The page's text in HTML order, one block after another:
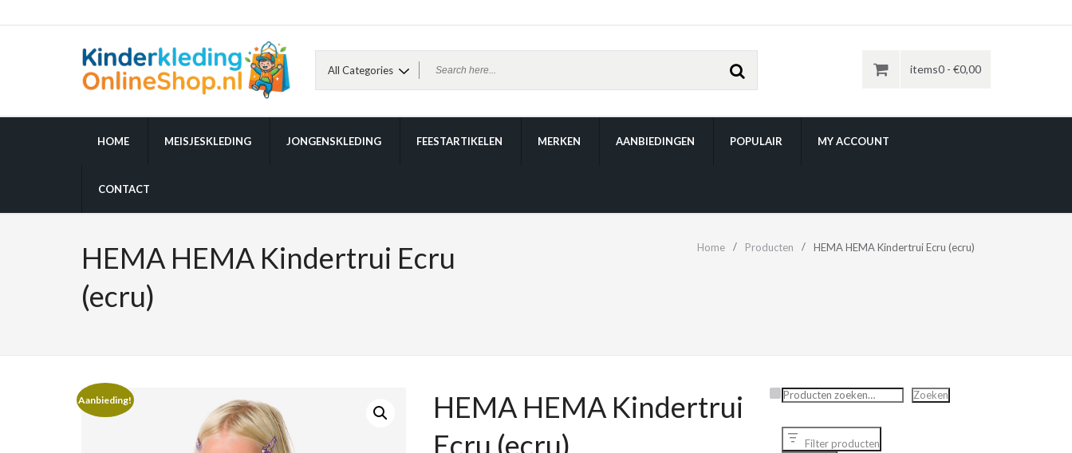
items0 - €0,00
HOME MEISJESKLEDING JONGENSKLEDING FEESTARTIKELEN MERKEN AANBIEDINGEN POPULAIR MY ACCOUNT
CONTACT
HEMA HEMA Kindertrui Ecru
(ecru)
Home Producten HEMA HEMA Kindertrui Ecru (ecru)
Aanbieding!
HEMA HEMA Kindertrui
Ecru (ecru)
Zoeken Zoeken
Filter producten